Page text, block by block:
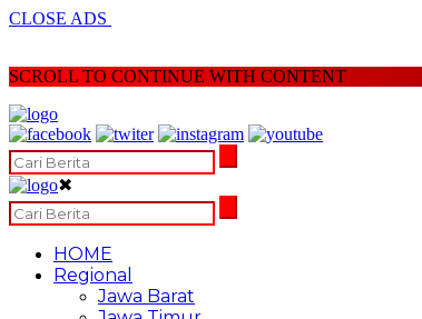
CLOSE ADS
SCROLL TO CONTINUE WITH CONTENT
✖
HOME
Regional
Jawa Barat